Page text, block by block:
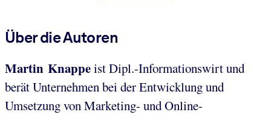
Über die Autoren
Martin Knappeist Dipl.-Informationswirt und
berät Unternehmen bei der Entwicklung und
Umsetzung von Marketing- und Online-